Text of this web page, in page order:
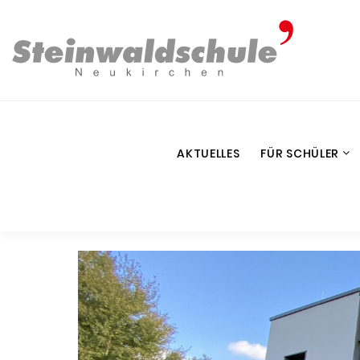
AKTUELLES FÜR SCHÜLER